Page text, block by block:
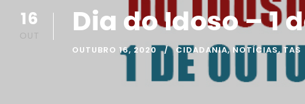
16
OUT Dia do Idoso – 1
OUTUBRO 16, 2020 CIDADANIA, NOTÍCIAS, TAS